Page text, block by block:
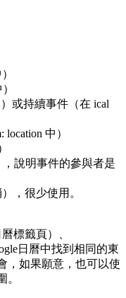
或持續事件（在 ical
中）
，說明事件的參與者是
，很少使用。
標籤頁）、
日曆中找到相同的東
，如果願意，也可以使
。